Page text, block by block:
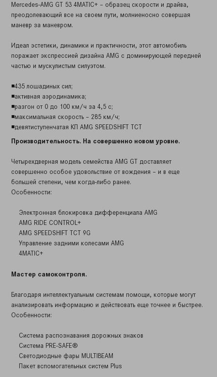
Mercedes-AMG GT 53 4MATIC+ – образец скорости и драйва,
преодолевающий все на своем пути, молниеносно совершая
маневр за маневром.
Идеал эстетики, динамики и практичности, этот автомобиль
поражает экспрессией дизайна AMG с доминирующей передней
частью и мускулистым силуэтом.
◾435 лошадиных сил;
◾активная аэродинамика;
◾разгон от 0 до 100 км/ч за 4,5 с;
◾максимальная скорость – 285 км/ч;
◾девятиступенчатая КП AMG SPEEDSHIFT TCT
Производительность. На совершенно новом уровне.
Четырехдверная модель семейства AMG GT доставляет
совершенно особое удовольствие от вождения – и в еще
большей степени, чем когда-либо ранее.
Особенности:
Электронная блокировка дифференциала AMG
AMG RIDE CONTROL+
AMG SPEEDSHIFT TCT 9G
Управление задними колесами AMG
4MATIC+
Мастер самоконтроля.
Благодаря интеллектуальным системам помощи, которые могут
анализировать информацию и действовать еще точнее и быстрее.
Особенности:
Система распознавания дорожных знаков
Система PRE-SAFE®
Светодиодные фары MULTIBEAM
Пакет вспомогательных систем Plus